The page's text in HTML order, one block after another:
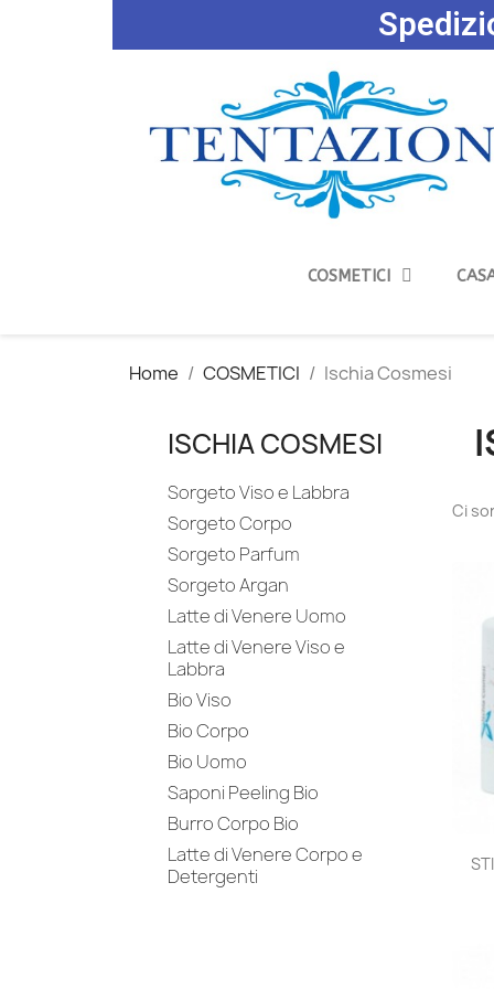
COSMETICI
Home COSMETICI Ischia Cosmesi
ISCHIA COSMESI
Sorgeto Viso e Labbra
Sorgeto Corpo
Sorgeto Parfum
Sorgeto Argan
Latte di Venere Uomo
Latte di Venere Viso e
Labbra
Bio Viso
Bio Corpo
Bio Uomo
Saponi Peeling Bio
Burro Corpo Bio
Latte di Venere Corpo e
Detergenti
Ci